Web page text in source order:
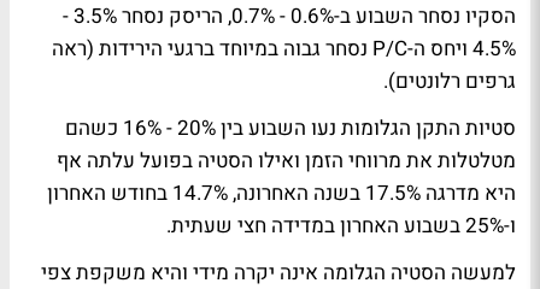
הסקיו נסחר השבוע ב-0.6% - 0.7%, הריסק נסחר 3.5% -
4.5% ויחס ה-P/C נסחר גבוה במיוחד ברגעי הירידות (ראה
גרפים רלונטים).
סטיות התקן הגלומות נעו השבוע בין 20% - 16% כשהם
מטלטלות את מרווחי הזמן ואילו הסטיה בפועל עלתה אף
היא מדרגה 17.5% בשנה האחרונה, 14.7% בחודש האחרון
ו-25% בשבוע האחרון במדידה חצי שעתית.
למעשה הסטיה הגלומה אינה יקרה מידי והיא משקפת צפי